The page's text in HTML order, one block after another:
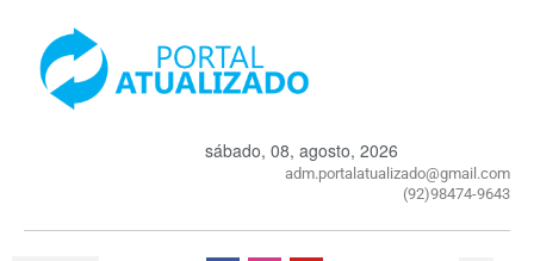
sábado, 08, agosto, 2026
adm.portalatualizado@gmail.com
(92)98474-9643